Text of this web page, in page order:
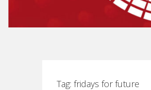
Tag: fridays for future